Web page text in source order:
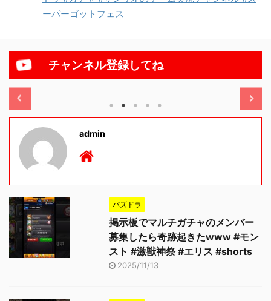
ーパーゴットフェス
チャンネル登録してね
11/13
admin
パズドラ
掲示板でマルチガチャのメンバー
募集したら奇跡起きたwww #モン
スト #激獣神祭 #エリス #shorts
2025/11/13